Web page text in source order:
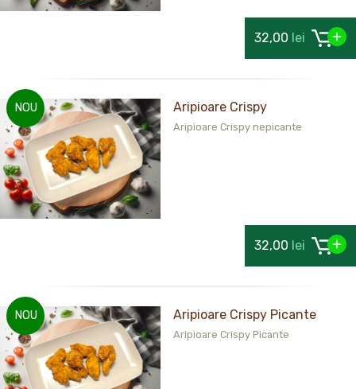
32,00 lei
NOU Aripioare Crispy
Aripioare Crispy nepicante
32,00 lei
NOU Aripioare Crispy Picante
Aripioare Crispy Picante